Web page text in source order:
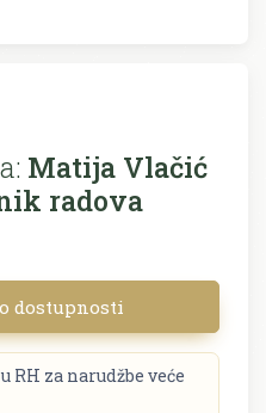
Matija Vlačić
radova
dostupnosti
RH za narudžbe veće